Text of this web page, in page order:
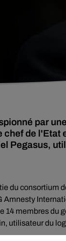
par
de
Pegasus,
du consortium
14 membres du
utilisateur du